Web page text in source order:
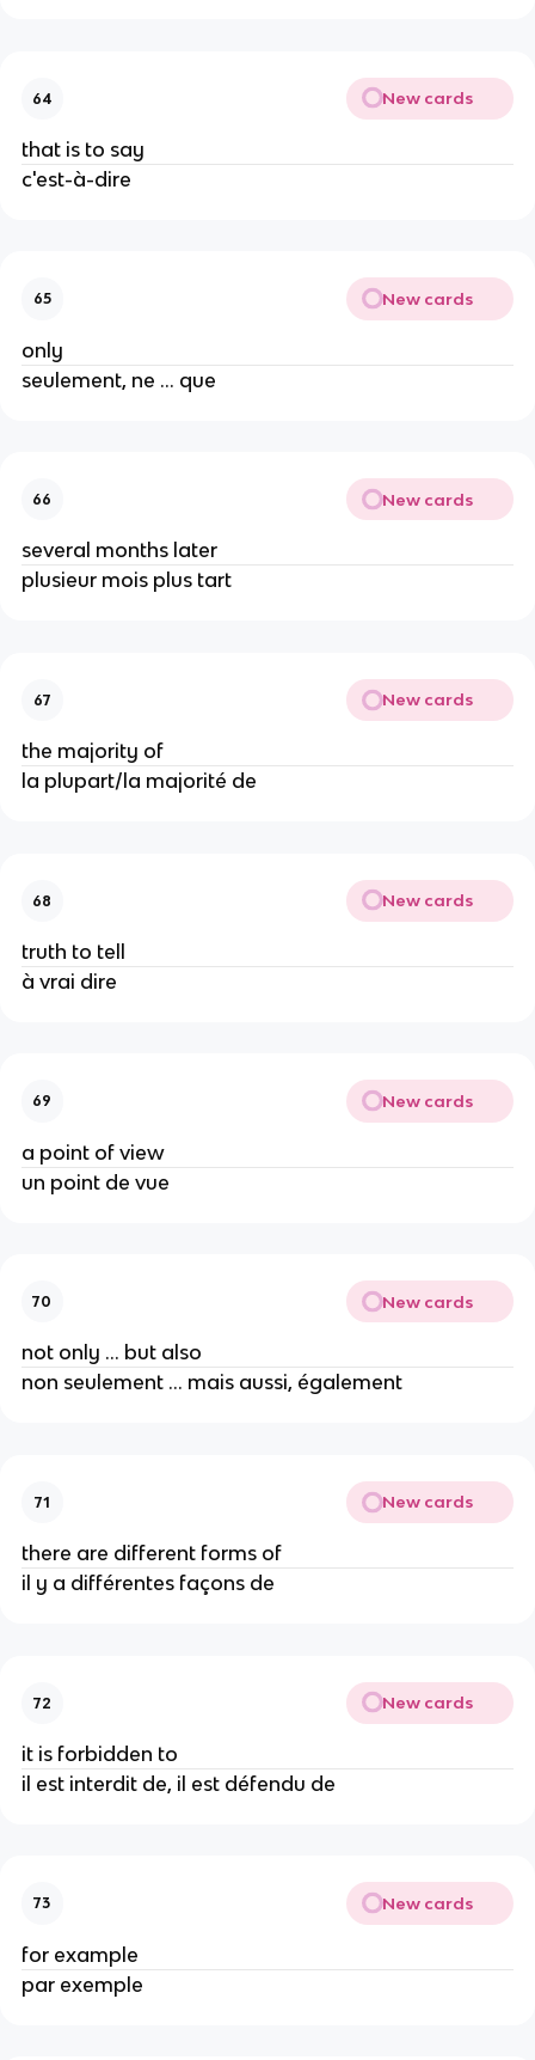
64 New cards
that is to say
c'est-à-dire
65 New cards
only
seulement, ne ... que
66 New cards
several months later
plusieur mois plus tart
67 New cards
the majority of
la plupart/la majorité de
68 New cards
truth to tell
à vrai dire
69 New cards
a point of view
un point de vue
70 New cards
not only ... but also
non seulement ... mais aussi, également
71 New cards
there are different forms of
il y a différentes façons de
72 New cards
it is forbidden to
il est interdit de, il est défendu de
73 New cards
for example
par exemple